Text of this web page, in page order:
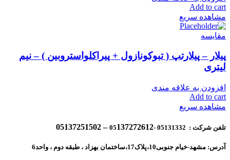
Add to cart
مشاهده سریع
مقایسه
پیلار – پیلارتپ ( تبوکونازول + پیراکلواستروبین ) – نیم
لیتری
افزودن به علاقه مندی
Add to cart
مشاهده سریع
تلفن شرکت : 05131332 -05 137272612 – 05137251502
آدرس: مشهد-خیام جنوبی10،پلاک17،ساختمان بهزاد ، طبقه دوم ، واحد6